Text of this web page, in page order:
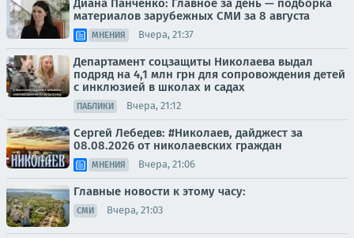
Диана Панченко: Главное за день — подборка
материалов зарубежных СМИ за 8 августа
МНЕНИЯ Вчера, 21:37
Департамент соцзащиты Николаева выдал
подряд на 4,1 млн грн для сопровождения детей
с инклюзией в школах и садах
ПАБЛИКИ Вчера, 21:12
Сергей Лебедев: #Николаев, дайджест за
08.08.2026 от николаевских граждан
МНЕНИЯ Вчера, 21:06
Главные новости к этому часу:
СМИ Вчера, 21:03